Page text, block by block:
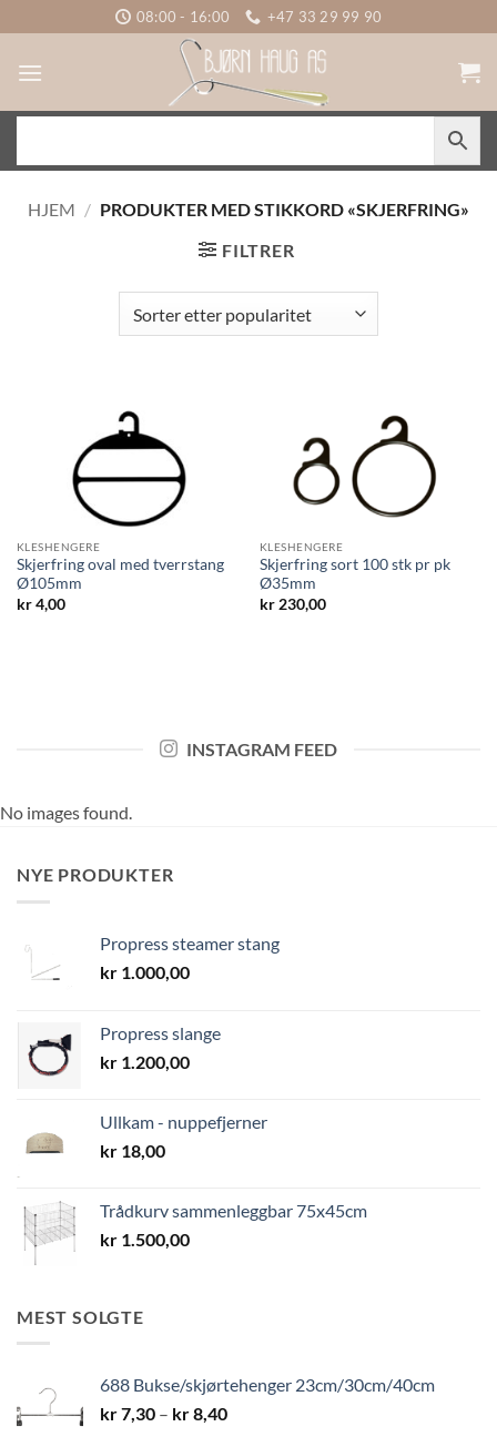
to
content
08:00 - 16:00 +47 33 29 99 90
HJEM / PRODUKTER MED STIKKORD «SKJERFRING»
FILTRER
KLESHENGERE
Skjerfring oval med tverrstang
Ø105mm
kr4,00
KLESHENGERE
Skjerfring sort 100 stk pr pk
Ø35mm
kr230,00
INSTAGRAM FEED
No images found.
NYE PRODUKTER
Propress steamer stang
kr 1.000,00
Propress slange
kr 1.200,00
Ullkam - nuppefjerner
kr 18,00
Trådkurv sammenleggbar 75x45cm
kr 1.500,00
MEST SOLGTE
688 Bukse/skjørtehenger 23cm/30cm/40cm
kr7,30 – kr8,40Prisområde: